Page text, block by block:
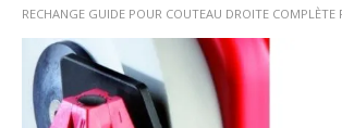
RECHANGE GUIDE POUR COUTEAU DROITE COMPLÈTE
Skip
the
end